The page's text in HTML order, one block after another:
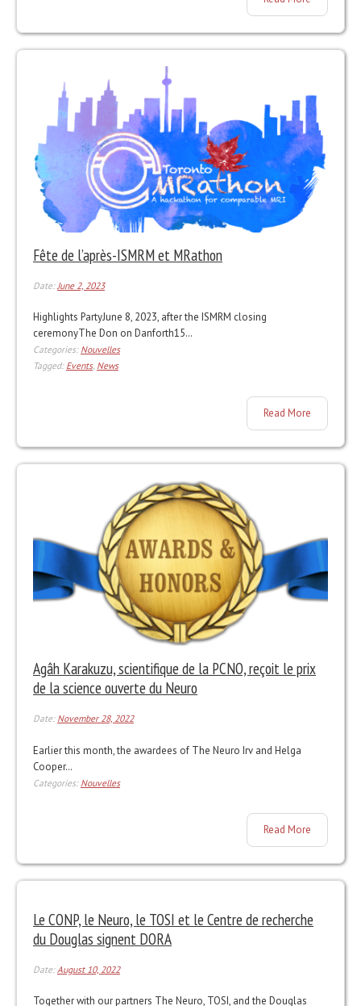
Fête de l’après-ISMRM et MRathon
Date:June 2, 2023
Highlights PartyJune 8, 2023, after the ISMRM closing
ceremonyThe Don on Danforth15…
Categories: Nouvelles
Tagged: Events, News
Read More
Agâh Karakuzu, scientifique de la PCNO, reçoit le prix
de la science ouverte du Neuro
Date: November 28, 2022
Earlier this month, the awardees of The Neuro Irv and Helga
Cooper…
Categories: Nouvelles
Read More
Le CONP, le Neuro, le TOSI et le Centre de recherche
du Douglas signent DORA
Date: August 10, 2022
Together with our partners The Neuro, TOSI, and the Douglas